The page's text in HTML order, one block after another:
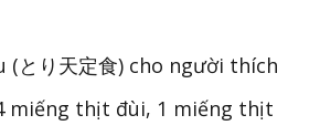
とり天定食) cho người thích
miếng thịt đùi, 1 miếng thịt